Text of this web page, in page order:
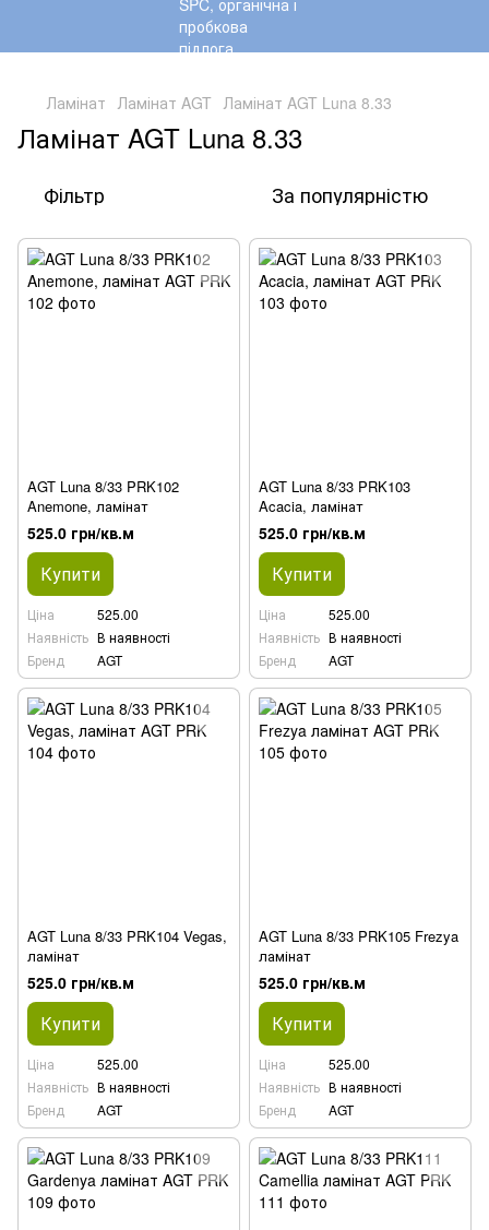
Ламінат Ламінат AGT Ламінат AGT Luna 8.33
Ламінат AGT Luna 8.33
Фільтр За популярністю
AGT Luna 8/33 PRK102
Anemone, ламінат
525.0 грн/кв.м
Купити
Ціна
525.00
Наявність В наявності
Бренд
AGT
AGT Luna 8/33 PRK103
Acacia, ламінат
525.0 грн/кв.м
Купити
Ціна
525.00
Наявність В наявності
Бренд
AGT
AGT Luna 8/33 PRK104 Vegas,
ламінат
525.0 грн/кв.м
Купити
Ціна
525.00
Наявність В наявності
Бренд
AGT
AGT Luna 8/33 PRK105 Frezya
ламінат
525.0 грн/кв.м
Купити
Ціна
525.00
Наявність В наявності
Бренд
AGT